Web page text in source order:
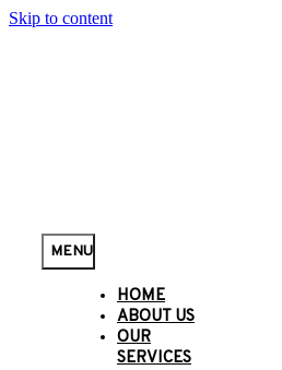
Skip to content
MENU
HOME
ABOUT US
OUR
SERVICES